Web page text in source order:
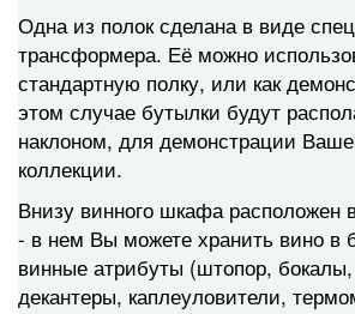
Одна из полок сделана в виде
трансформера. Её можно
стандартную полку, или как
этом случае бутылки будут
наклоном, для демонстрации
коллекции.
Внизу винного шкафа
- в нем Вы можете хранить вино в
винные атрибуты (штопор,
декантеры, каплеуловители,